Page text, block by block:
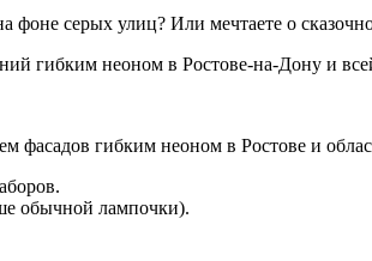
фоне серых улиц? Или мечтаете о
гибким неоном в Ростове-на-Дону и
фасадов гибким неоном в Ростове и
обычной лампочки).